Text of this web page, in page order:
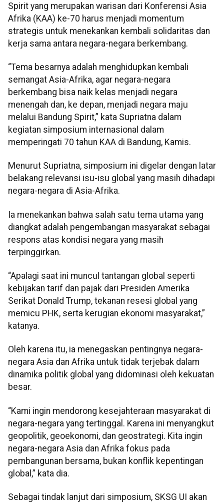
Spirit yang merupakan warisan dari Konferensi Asia
Afrika (KAA) ke-70 harus menjadi momentum
strategis untuk menekankan kembali solidaritas dan
kerja sama antara negara-negara berkembang.
“Tema besarnya adalah menghidupkan kembali
semangat Asia-Afrika, agar negara-negara
berkembang bisa naik kelas menjadi negara
menengah dan, ke depan, menjadi negara maju
melalui Bandung Spirit,” kata Supriatna dalam
kegiatan simposium internasional dalam
memperingati 70 tahun KAA di Bandung, Kamis.
Menurut Supriatna, simposium ini digelar dengan latar
belakang relevansi isu-isu global yang masih dihadapi
negara-negara di Asia-Afrika.
Ia menekankan bahwa salah satu tema utama yang
diangkat adalah pengembangan masyarakat sebagai
respons atas kondisi negara yang masih
terpinggirkan.
“Apalagi saat ini muncul tantangan global seperti
kebijakan tarif dan pajak dari Presiden Amerika
Serikat Donald Trump, tekanan resesi global yang
memicu PHK, serta kerugian ekonomi masyarakat,”
katanya.
Oleh karena itu, ia menegaskan pentingnya negara-
negara Asia dan Afrika untuk tidak terjebak dalam
dinamika politik global yang didominasi oleh kekuatan
besar.
“Kami ingin mendorong kesejahteraan masyarakat di
negara-negara yang tertinggal. Karena ini menyangkut
geopolitik, geoekonomi, dan geostrategi. Kita ingin
negara-negara Asia dan Afrika fokus pada
pembangunan bersama, bukan konflik kepentingan
global,” kata dia.
Sebagai tindak lanjut dari simposium, SKSG UI akan